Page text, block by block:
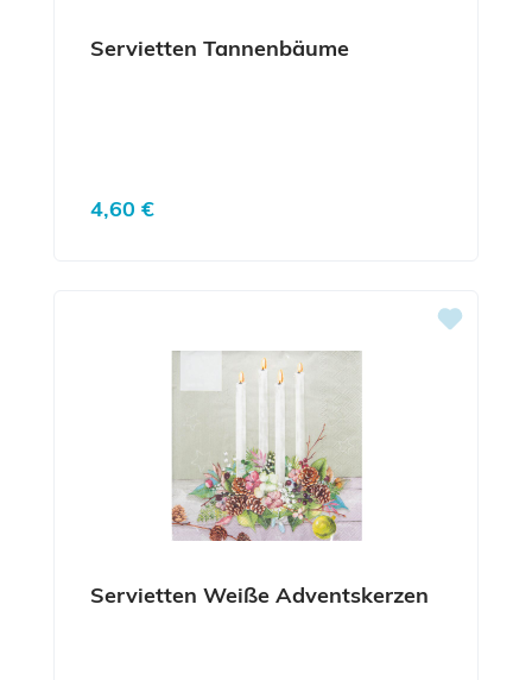
Servietten Tannenbäume
Regulärer Preis:
4,60 €
Servietten Weiße Adventskerzen